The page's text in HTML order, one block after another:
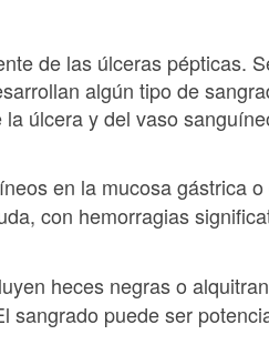
de las úlceras pépticas.
algún tipo de
úlcera y del vaso
en la mucosa gástrica
con hemorragias
heces negras o
sangrado puede ser